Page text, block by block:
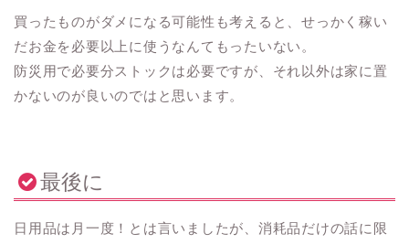
買ったものがダメになる可能性も考えると、せっかく稼い
だお金を必要以上に使うなんてもったいない。
防災用で必要分ストックは必要ですが、それ以外は家に置
かないのが良いのではと思います。
最後に
日用品は月一度！とは言いましたが、消耗品だけの話に限